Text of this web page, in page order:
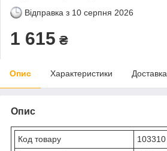
Відправка з 10 серпня 2026
1 615 ₴
Опис Характеристики Доставка
Опис
Код товару
103310